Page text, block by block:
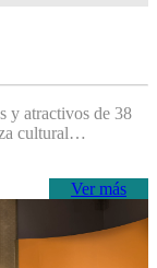
y atractivos de 38
cultural…
Ver más